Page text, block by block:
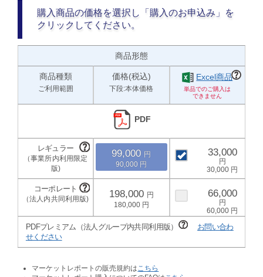
購入商品の価格を選択し「購入のお申込み」を
クリックしてください。
商品形態
商品種類
ご利用範囲
価格(税込)
下段:本体価格
Excel商品
PDF
99,000
90,000
33,000
30,000
198,000
180,000
66,000
60,000
PDFプレミアム（法人グループ内共同利用版）
お問い合わ
せください
マーケットレポートの販売規約は こちら